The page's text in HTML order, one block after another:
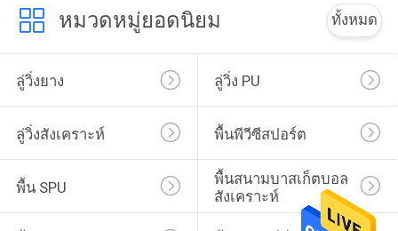
สารยึดเกาะโพลียูรีเท
นเศษยาง
17
4
หมวดหมู่ยอดนิยม ทั้งหมด
ลู่วิ่งยาง ลู่วิ่ง PU
ลู่วิ่งสังเคราะห์ พื้นพีวีซีสปอร์ต
พื้น SPU
พื้นสนามบาสเก็ตบอล
สังเคราะห์